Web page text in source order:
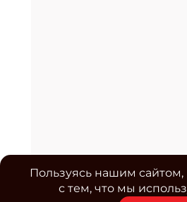
Пользуясь нашим сайтом,
с тем, что мы